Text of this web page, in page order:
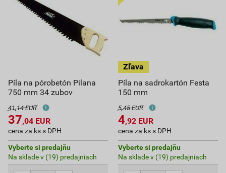
Píla na pórobetón Pilana
750 mm 34 zubov
41,14 EUR
37,04 EUR
cena za ks s DPH
Vyberte si predajňu
Na sklade v (19) predajniach
Píla na sadrokartón Festa
150 mm
5,45 EUR
4,92 EUR
cena za ks s DPH
Vyberte si predajňu
Na sklade v (19) predajniach